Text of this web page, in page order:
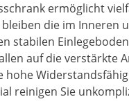
ermöglicht
die im
stabilen
auf die verstärkte
reinigen Sie